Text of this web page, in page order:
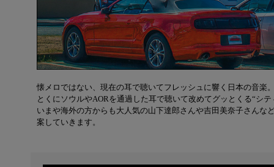
懐メロではない、現在の耳で聴いてフレッシュに響く日本の音楽
とくにソウルやAORを通過した耳で聴いて改めてグッとくる“シ
いまや海外の方からも大人気の山下達郎さんや吉田美奈子さんな
案していきます。